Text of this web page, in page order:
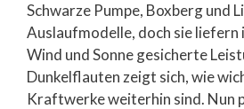
Schwarze Pumpe, Boxberg und
Auslaufmodelle, doch sie liefern
Wind und Sonne gesicherte
Dunkelflauten zeigt sich, wie
Kraftwerke weiterhin sind. Nun